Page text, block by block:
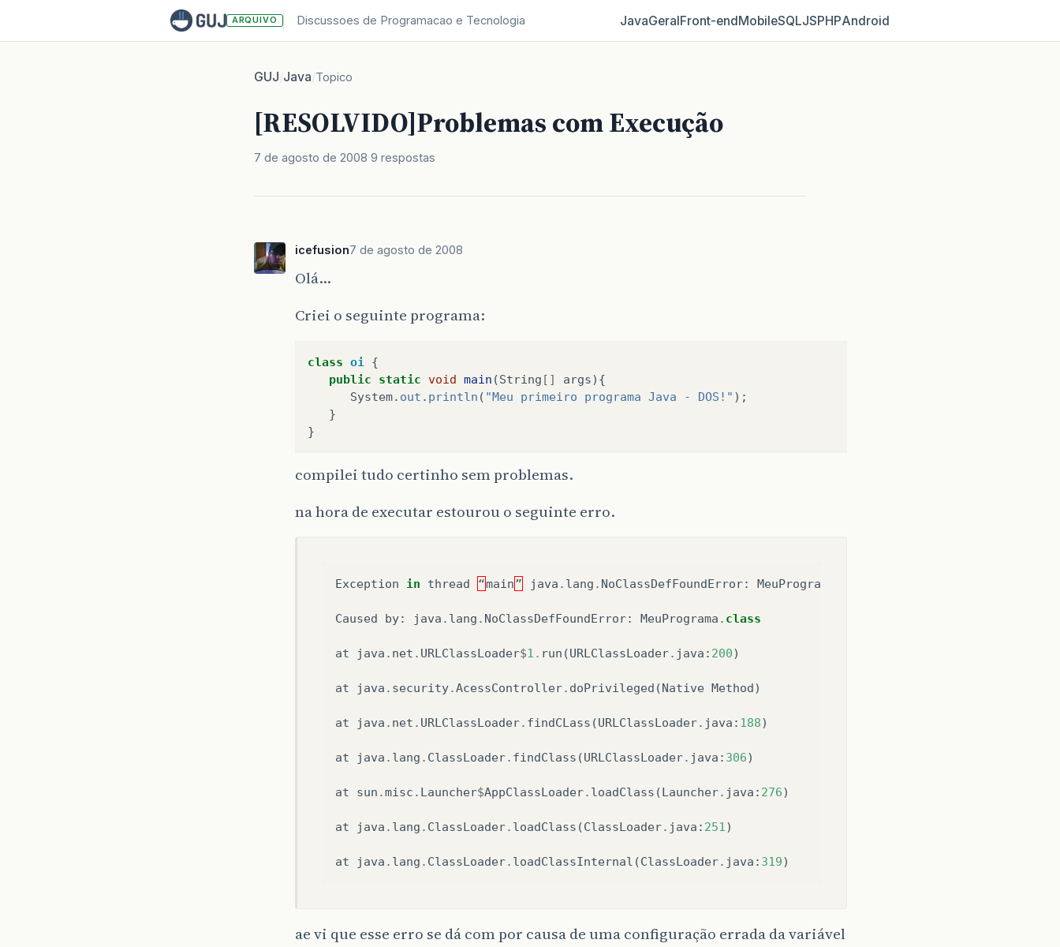
ARQUIVO Discussoes de Programacao e Tecnologia JavaGeralFront‑endMobileSQLJSPHPAndroid
GUJ/Java/Topico
[RESOLVIDO]Problemas com Execução
7 de agosto de 2008 9 respostas
icefusion7 de agosto de 2008
Olá…
Criei o seguinte programa:
class oi
{
public
static void main (String [] args){
System. out . println ( "Meu primeiro programa Java - DOS!" );
}
}
compilei tudo certinho sem problemas.
na hora de executar estourou o seguinte erro.
Exception in thread “main” java . lang . NoClassDefFoundError: MeuPrograma
Caused by: java . lang . NoClassDefFoundError: MeuPrograma . class
at java . net . URLClassLoader$1. run (URLClassLoader. java : 200)
at java . security.AcessController. doPrivileged (Native Method)
at java . net . URLClassLoader. findCLass (URLClassLoader. java : 188)
at java . lang . ClassLoader. findClass (URLClassLoader. java : 306)
at sun .misc . Launcher$AppClassLoader. loadClass (Launcher. java : 276)
at java . lang . ClassLoader. loadClass (ClassLoader. java : 251 )
at java . lang . ClassLoader. loadClassInternal (ClassLoader. java : 319)
ae vi que esse erro se dá com por causa de uma configuração errada da variável